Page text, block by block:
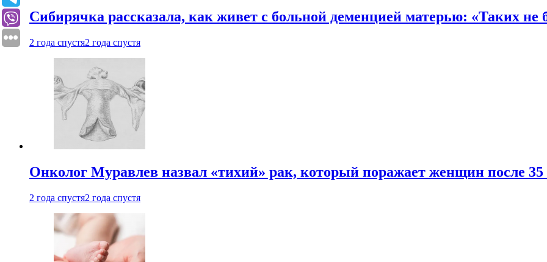
Сибирячка рассказала, как живет с больной деменцией матерью: «Таких не
2 года спустя2 года спустя
Онколог Муравлев назвал «тихий» рак, который поражает женщин после 35
2 года спустя2 года спустя